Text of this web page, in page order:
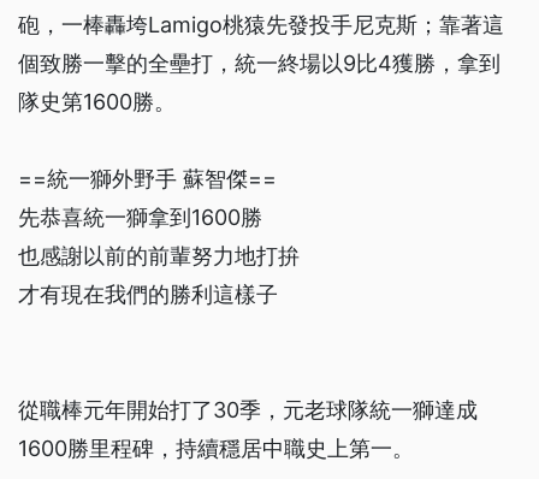
砲，一棒轟垮Lamigo桃猿先發投手尼克斯；靠著這
個致勝一擊的全壘打，統一終場以9比4獲勝，拿到
隊史第1600勝。
==統一獅外野手 蘇智傑==
先恭喜統一獅拿到1600勝
也感謝以前的前輩努力地打拚
才有現在我們的勝利這樣子
從職棒元年開始打了30季，元老球隊統一獅達成
1600勝里程碑，持續穩居中職史上第一。